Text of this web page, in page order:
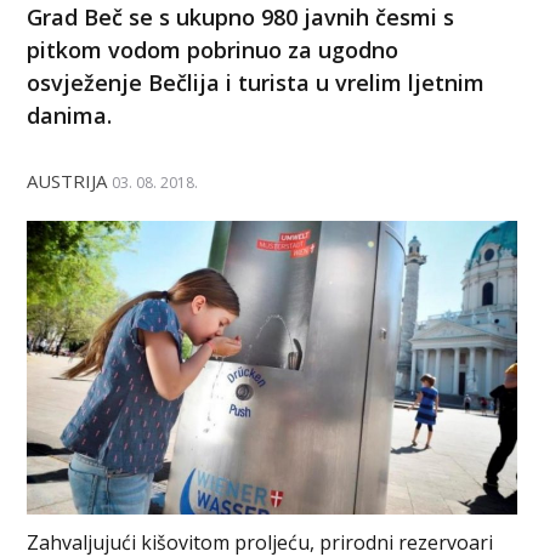
Grad Beč se s ukupno 980 javnih česmi s
pitkom vodom pobrinuo za ugodno
osvježenje Bečlija i turista u vrelim ljetnim
danima.
AUSTRIJA 03. 08. 2018.
Zahvaljujući kišovitom proljeću, prirodni rezervoari